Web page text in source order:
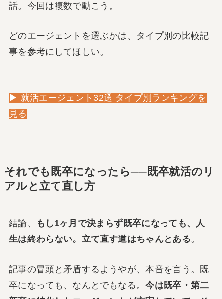
話。今回は複数で動こう。
どのエージェントを選ぶかは、タイプ別の比較記
事を参考にしてほしい。
▶ 就活エージェント32選 タイプ別ランキングを
見る
それでも既卒になったら──既卒就活のリ
アルと立て直し方
結論、
もし1ヶ月で決まらず既卒になっても、人
生は終わらない。立て直す道はちゃんとある。
記事の冒頭と矛盾するようやが、本音を言う。既
卒になっても、なんとでもなる。今は既卒・第二